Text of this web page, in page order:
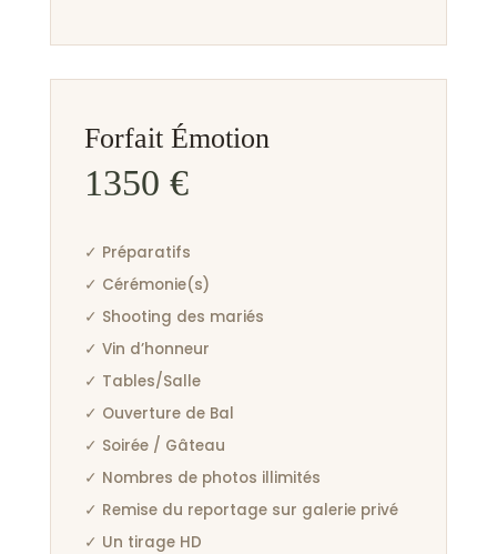
Forfait Émotion
1350 €
✓ Préparatifs
✓ Cérémonie(s)
✓ Shooting des mariés
✓ Vin d’honneur
✓ Tables/Salle
✓ Ouverture de Bal
✓ Soirée / Gâteau
✓ Nombres de photos illimités
✓ Remise du reportage sur galerie privé
✓ Un tirage HD